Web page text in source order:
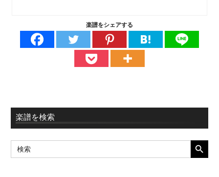
楽譜をシェアする
最
初
の
楽譜を検索
Search
for:
SEARCH